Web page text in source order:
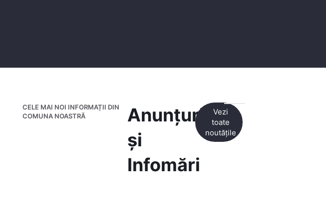
CELE MAI NOI INFORMAȚII DIN
COMUNA NOASTRĂ
Anunțuri
și
Infomări
Vezi
toate
noutățile